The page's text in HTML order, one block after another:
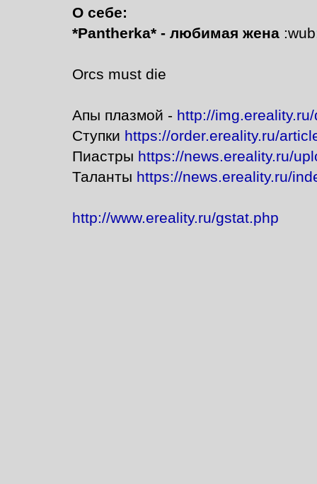
О себе:
*Pantherka* - любимая жена
Orcs must die
Апы плазмой - http://
Ступки https://order.ereality.ru/
Пиастры https://news.ereality.ru/
Таланты https://news.ereality.ru/
http://www.ereality.ru/gstat.php